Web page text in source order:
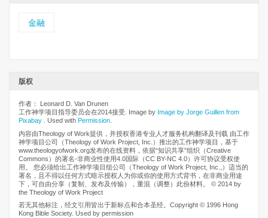
金融
版权
作者： Leonard D. Van Drunen
工作神学项目指导委员会在2014接受. Image by Image by Jorge Guillen from
Pixabay
. Used with Permission
内容由Theology of Work提供，并授权香港专业人才服务机构翻译及刊载 由工作
神学项目公司（Theology of Work Project, Inc.）推出的工作神学项目，基于
www.theologyofwork.org发布的在线资料，依据“知识共享”组织（Creative
Commons）的署名-非商业性使用4.0国际（CC BY-NC 4.0）许可协议受权使
用。 您必须给出工作神学项目组公司（Theology of Work Project, Inc.,）适当的
署名，且不得以任何方式暗示授权人为你或你的使用方式背书，在非商业用途
下，可自由分享（复制、发布及传输），重混（调整）此份材料。 © 2014 by
the Theology of Work Project
若无其他标注，经文引用皆出于新标点和合本圣经。Copyright © 1996 Hong
Kong Bible Society. Used by permission